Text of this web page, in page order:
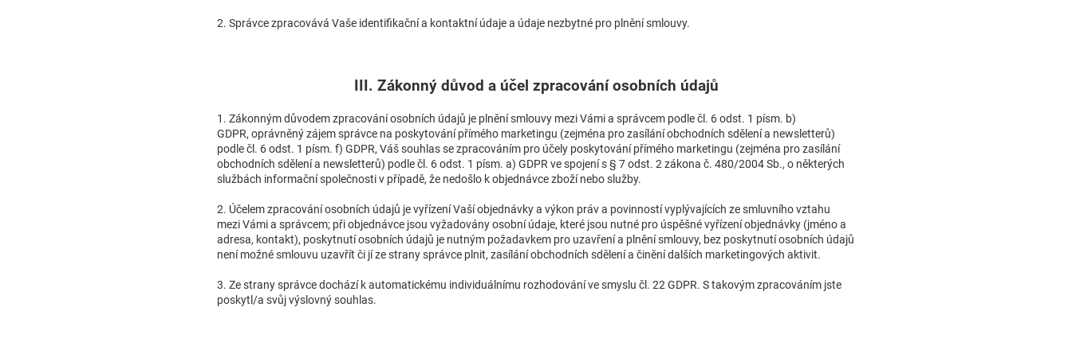
2. Správce zpracovává Vaše identifikační a kontaktní údaje a údaje nezbytné pro plnění smlouvy.
III. Zákonný důvod a účel zpracování osobních údajů
1. Zákonným důvodem zpracování osobních údajů je plnění smlouvy mezi Vámi a správcem podle čl. 6 odst. 1 písm. b)
GDPR, oprávněný zájem správce na poskytování přímého marketingu (zejména pro zasílání obchodních sdělení a newsletterů)
podle čl. 6 odst. 1 písm. f) GDPR, Váš souhlas se zpracováním pro účely poskytování přímého marketingu (zejména pro zasílání
obchodních sdělení a newsletterů) podle čl. 6 odst. 1 písm. a) GDPR ve spojení s § 7 odst. 2 zákona č. 480/2004 Sb., o některých
službách informační společnosti v případě, že nedošlo k objednávce zboží nebo služby.
2. Účelem zpracování osobních údajů je vyřízení Vaší objednávky a výkon práv a povinností vyplývajících ze smluvního vztahu
mezi Vámi a správcem; při objednávce jsou vyžadovány osobní údaje, které jsou nutné pro úspěšné vyřízení objednávky (jméno a
adresa, kontakt), poskytnutí osobních údajů je nutným požadavkem pro uzavření a plnění smlouvy, bez poskytnutí osobních údajů
není možné smlouvu uzavřít či jí ze strany správce plnit, zasílání obchodních sdělení a činění dalších marketingových aktivit.
3. Ze strany správce dochází k automatickému individuálnímu rozhodování ve smyslu čl. 22 GDPR. S takovým zpracováním jste
poskytl/a svůj výslovný souhlas.